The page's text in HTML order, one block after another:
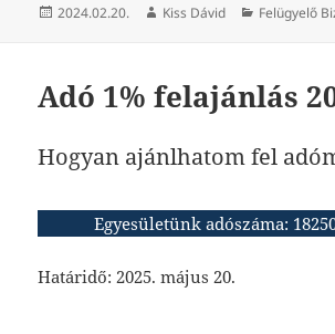
Közzétéve
2024.02.20. Szerző
Kiss Dávid Kategória
Felügyelő
Adó 1% felajánlás
Hogyan ajánlhatom fel
Egyesületünk adószáma:
Határidő: 2025. május 20.